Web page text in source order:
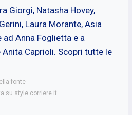
Giorgi, Natasha Hovey,
Laura Morante, Asia
Anna Foglietta e a
Anita Caprioli. Scopri tutte le
fonte
su style.corriere.it